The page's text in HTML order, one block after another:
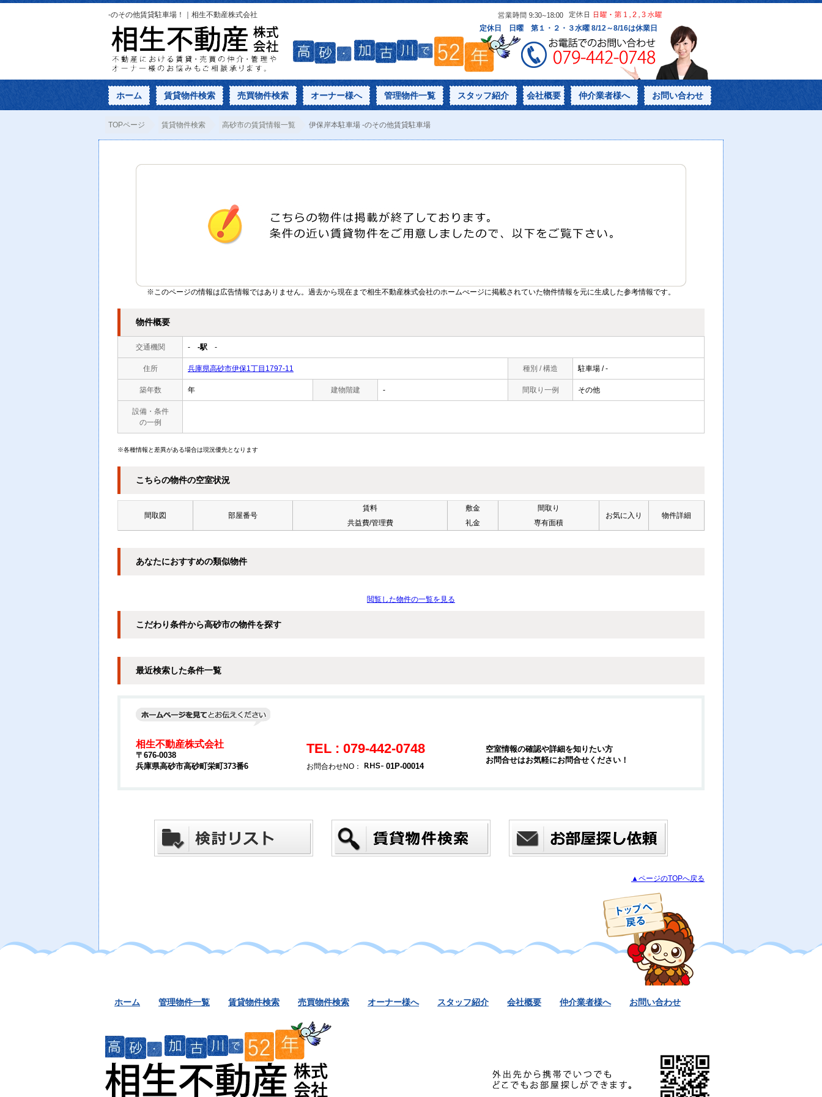
-のその他賃貸駐車場！｜相生不動産株式会社
ホーム 賃貸物件検索 売買物件検索 オーナー様へ 管理物件一覧 スタッフ紹介 会社概要 仲介業者様へ お問い合わせ
TOPページ 賃貸物件検索 高砂市の賃貸情報一覧 伊保岸本駐車場 -のその他賃貸駐車場
※このページの情報は広告情報ではありません。過去から現在まで相生不動産株式会社のホームぺージに掲載されていた物件情報を元に生成した参考情報です。
物件概要
交通機関 - -駅 -
住所 兵庫県高砂市伊保1丁目1797-11 種別 / 構造 駐車場 / -
築年数 年 建物階建 - 間取り一例 その他
設備・条件
の一例
※各種情報と差異がある場合は現況優先となります
こちらの物件の空室状況
間取図 部屋番号
賃料
共益費/管理費
敷金
礼金
間取り
専有面積
お気に入り 物件詳細
あなたにおすすめの類似物件
閲覧した物件の一覧を見る
こだわり条件から高砂市の物件を探す
最近検索した条件一覧
相生不動産株式会社
〒676-0038
兵庫県高砂市高砂町栄町373番6
TEL : 079-442-0748
お問合わせNO： 01P-00014
空室情報の確認や詳細を知りたい方
お問合せはお気軽にお問合せください！
▲ページのTOPへ戻る
ホーム 管理物件一覧 賃貸物件検索 売買物件検索 オーナー様へ スタッフ紹介 会社概要 仲介業者様へ お問い合わせ